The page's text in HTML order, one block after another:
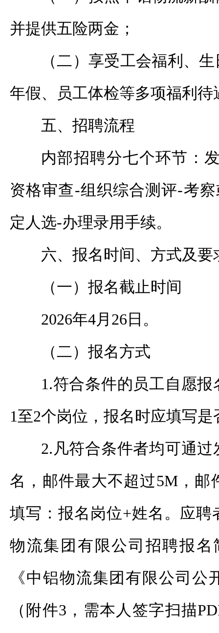
并提供五险两金；
（二）享受工会福利、
年假、员工体检等多项福利待
五、招聘流程
内部招聘分七个环节：
资格审查-组织综合测评-考
定人选-办理录用手续。
六、报名时间、方式及要
（一）报名截止时间
2026年4月26日。
（二）报名方式
1.符合条件的员工自愿
1至2个岗位，报名时应填写
2.凡符合条件者均可通
名，邮件最大不超过5M，邮
填写：报名岗位+姓名。应聘
物流集团有限公司招聘报
《中铝物流集团有限公司公
（附件3，需本人签字扫描